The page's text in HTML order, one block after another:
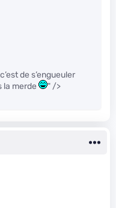
de s’engueuler
la merde
" />